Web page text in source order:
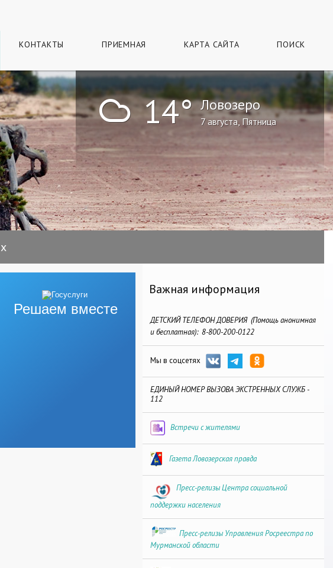
КОНТАКТЫ ПРИЕМНАЯ КАРТА САЙТА ПОИСК
! 14° Ловозеро
7 августа, Пятница
Решаем вместе
Важная информация
ДЕТСКИЙ ТЕЛЕФОН ДОВЕРИЯ (Помощь анонимная
и бесплатная): 8-800-200-0122
Мы в соцсетях
ЕДИНЫЙ НОМЕР ВЫЗОВА ЭКСТРЕННЫХ СЛУЖБ -
112
Встречи с жителями
Газета Ловозерская правда
Пресс-релизы Центра социальной
поддержки населения
Пресс-релизы Управления Росреестра по
Мурманской области